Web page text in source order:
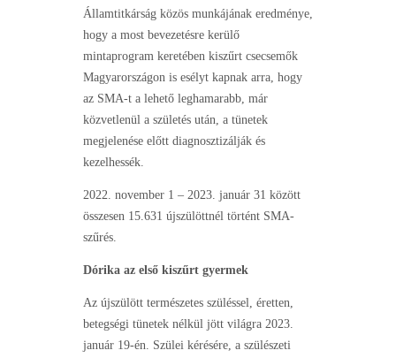
Államtitkárság közös munkájának eredménye,
hogy a most bevezetésre kerülő
mintaprogram keretében kiszűrt csecsemők
Magyarországon is esélyt kapnak arra, hogy
az SMA-t a lehető leghamarabb, már
közvetlenül a születés után, a tünetek
megjelenése előtt diagnosztizálják és
kezelhessék.
2022. november 1 – 2023. január 31 között
összesen 15.631 újszülöttnél történt SMA-
szűrés.
Dórika az első kiszűrt gyermek
Az újszülött természetes szüléssel, éretten,
betegségi tünetek nélkül jött világra 2023.
január 19-én. Szülei kérésére, a szülészeti